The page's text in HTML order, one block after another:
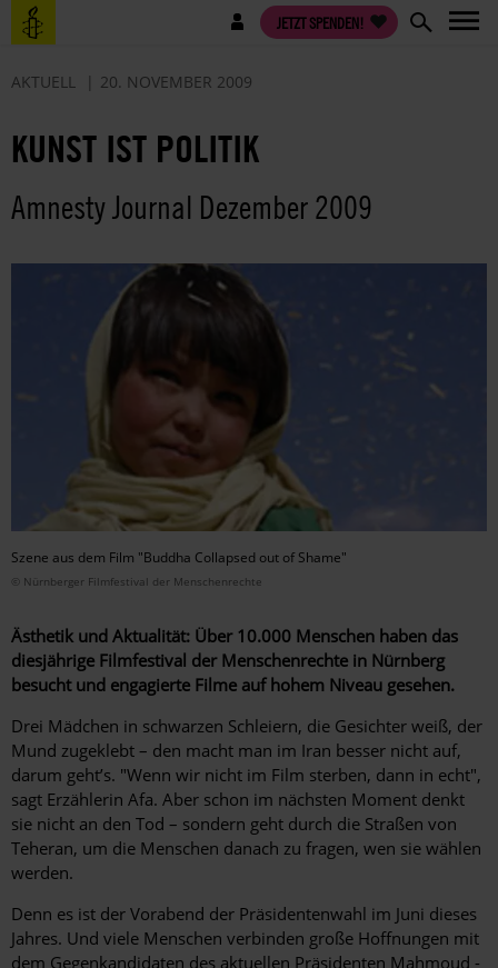
Direkt
zum
Benutzermenü JETZT SPENDEN!
AKTUELL 20. NOVEMBER 2009
KUNST IST POLITIK
Amnesty Journal Dezember 2009
Szene aus dem Film "Buddha Collapsed out of Shame"
© Nürnberger Filmfestival der Menschenrechte
Ästhetik und Aktualität: Über 10.000 Menschen ­haben das
diesjährige Filmfestival der Menschen­rechte in Nürnberg
besucht und engagierte Filme auf hohem Niveau gesehen.
Drei Mädchen in schwarzen Schleiern, die Gesichter weiß, der
Mund zugeklebt – den macht man im Iran besser nicht auf,
darum geht’s. "Wenn wir nicht im Film sterben, dann in echt",
sagt Erzählerin Afa. Aber schon im nächsten Moment denkt
sie nicht an den Tod – sondern geht durch die Straßen von
Teheran, um die Menschen ­danach zu fragen, wen sie wählen
werden.
Denn es ist der Vorabend der Präsidentenwahl im Juni dieses
Jahres. Und viele Menschen verbinden große Hoffnungen mit
dem Gegenkandidaten des aktuellen Präsidenten Mahmoud ­